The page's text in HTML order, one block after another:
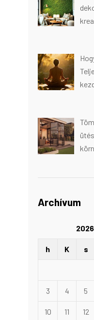
Archívum
h K s
3 4 5
10 11 12